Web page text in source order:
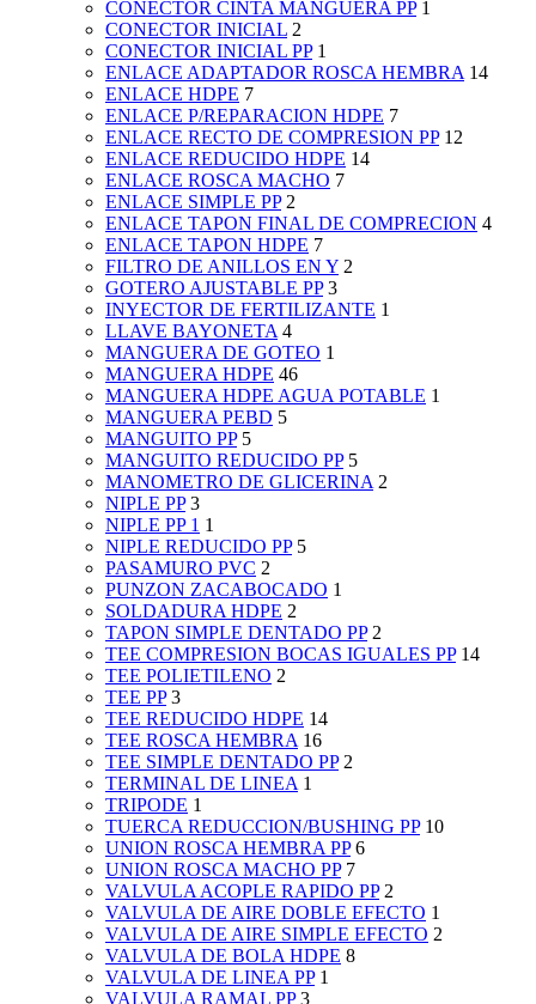
CONECTOR CINTA MANGUERA PP 1
CONECTOR INICIAL 2
CONECTOR INICIAL PP 1
ENLACE ADAPTADOR ROSCA HEMBRA 14
ENLACE HDPE 7
ENLACE P/REPARACION HDPE 7
ENLACE RECTO DE COMPRESION PP 12
ENLACE REDUCIDO HDPE 14
ENLACE ROSCA MACHO 7
ENLACE SIMPLE PP 2
ENLACE TAPON FINAL DE COMPRECION 4
ENLACE TAPON HDPE 7
FILTRO DE ANILLOS EN Y 2
GOTERO AJUSTABLE PP 3
INYECTOR DE FERTILIZANTE 1
LLAVE BAYONETA 4
MANGUERA DE GOTEO 1
MANGUERA HDPE 46
MANGUERA HDPE AGUA POTABLE 1
MANGUERA PEBD 5
MANGUITO PP 5
MANGUITO REDUCIDO PP 5
MANOMETRO DE GLICERINA 2
NIPLE PP 3
NIPLE PP 1 1
NIPLE REDUCIDO PP 5
PASAMURO PVC 2
PUNZON ZACABOCADO 1
SOLDADURA HDPE 2
TAPON SIMPLE DENTADO PP 2
TEE COMPRESION BOCAS IGUALES PP 14
TEE POLIETILENO 2
TEE PP 3
TEE REDUCIDO HDPE 14
TEE ROSCA HEMBRA 16
TEE SIMPLE DENTADO PP 2
TERMINAL DE LINEA 1
TRIPODE 1
TUERCA REDUCCION/BUSHING PP 10
UNION ROSCA HEMBRA PP 6
UNION ROSCA MACHO PP 7
VALVULA ACOPLE RAPIDO PP 2
VALVULA DE AIRE DOBLE EFECTO 1
VALVULA DE AIRE SIMPLE EFECTO 2
VALVULA DE BOLA HDPE 8
VALVULA DE LINEA PP 1
VALVULA RAMAL PP 3